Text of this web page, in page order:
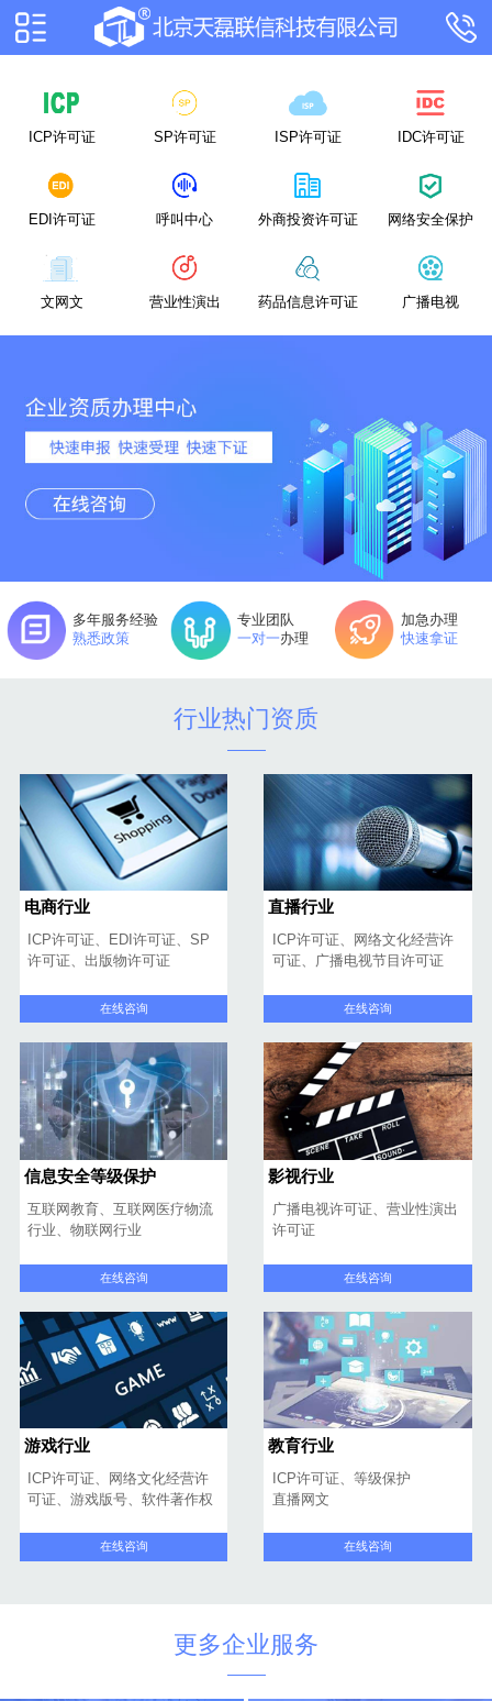
ICP许可证 SP许可证 ISP许可证 IDC许可证
EDI许可证 呼叫中心 外商投资许可证 网络安全保护
文网文 营业性演出 药品信息许可证 广播电视
多年服务经验
熟悉政策
专业团队
一对一办理
加急办理
快速拿证
行业热门资质
电商行业
ICP许可证、EDI许可证、SP
许可证、出版物许可证
在线咨询
直播行业
ICP许可证、网络文化经营许
可证、广播电视节目许可证
在线咨询
信息安全等级保护
互联网教育、互联网医疗物流
行业、物联网行业
在线咨询
影视行业
广播电视许可证、营业性演出
许可证
在线咨询
游戏行业
ICP许可证、网络文化经营许
可证、游戏版号、软件著作权
在线咨询
教育行业
ICP许可证、等级保护
直播网文
在线咨询
更多企业服务